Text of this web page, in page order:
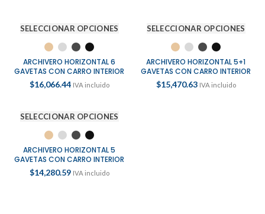
SELECCIONAR OPCIONES
ARCHIVERO HORIZONTAL 6
GAVETAS CON CARRO INTERIOR
$16,066.44 IVA incluido
SELECCIONAR OPCIONES
ARCHIVERO HORIZONTAL 5+1
GAVETAS CON CARRO INTERIOR
$15,470.63 IVA incluido
SELECCIONAR OPCIONES
ARCHIVERO HORIZONTAL 5
GAVETAS CON CARRO INTERIOR
$14,280.59 IVA incluido